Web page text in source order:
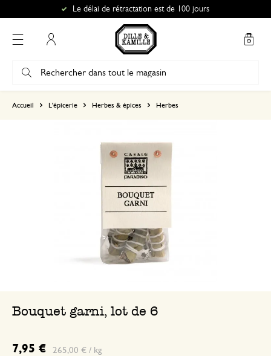
Le délai de rétractation est de 100 jours
Accueil L'épicerie Herbes & épices Herbes
Bouquet garni, lot de 6
7,95 € 265,00 € / kg